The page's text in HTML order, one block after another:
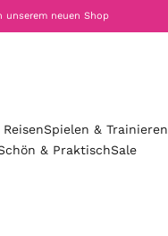
unserem neuen Shop
Spielen & Trainieren
& PraktischSale